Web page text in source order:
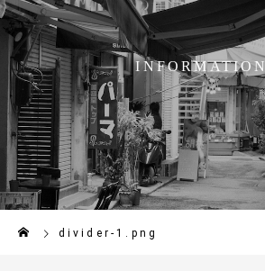
INFORMATION
divider-1.png